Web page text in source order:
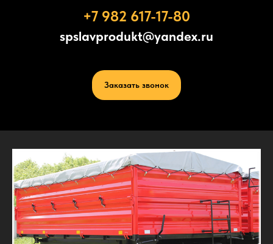
+7 982 617-17-80
spslavprodukt@yandex.ru
Заказать звонок